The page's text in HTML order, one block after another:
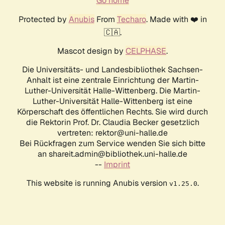
Protected by AnubisFrom Techaro. Made with ❤️ in
🇨🇦.
Mascot design by CELPHASE.
Die Universitäts- und Landesbibliothek Sachsen-
Anhalt ist eine zentrale Einrichtung der Martin-
Luther-Universität Halle-Wittenberg. Die Martin-
Luther-Universität Halle-Wittenberg ist eine
Körperschaft des öffentlichen Rechts. Sie wird durch
die Rektorin Prof. Dr. Claudia Becker gesetzlich
vertreten: rektor@uni-halle.de
Bei Rückfragen zum Service wenden Sie sich bitte
an shareit.admin@bibliothek.uni-halle.de
-- Imprint
This website is running Anubis version v1.25.0.